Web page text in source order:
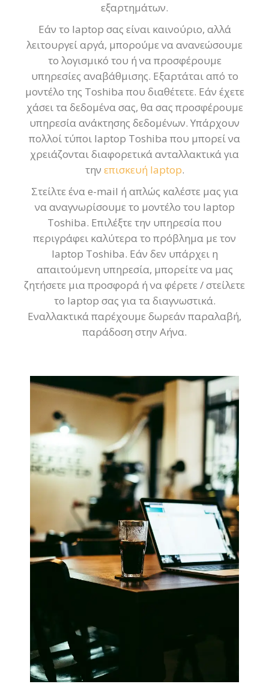
εξαρτημάτων.
Εάν το laptop σας είναι καινούριο, αλλά
λειτουργεί αργά, μπορούμε να ανανεώσουμε
το λογισμικό του ή να προσφέρουμε
υπηρεσίες αναβάθμισης. Εξαρτάται από το
μοντέλο της Toshiba που διαθέτετε. Εάν έχετε
χάσει τα δεδομένα σας, θα σας προσφέρουμε
υπηρεσία ανάκτησης δεδομένων. Υπάρχουν
πολλοί τύποι laptop Toshiba που μπορεί να
χρειάζονται διαφορετικά ανταλλακτικά για
την επισκευή laptop.
Στείλτε ένα e-mail ή απλώς καλέστε μας για
να αναγνωρίσουμε το μοντέλο του laptop
Toshiba. Επιλέξτε την υπηρεσία που
περιγράφει καλύτερα το πρόβλημα με τον
laptop Toshiba. Εάν δεν υπάρχει η
απαιτούμενη υπηρεσία, μπορείτε να μας
ζητήσετε μια προσφορά ή να φέρετε / στείλετε
το laptop σας για τα διαγνωστικά.
Εναλλακτικά παρέχουμε δωρεάν παραλαβή,
παράδοση στην Αήνα.